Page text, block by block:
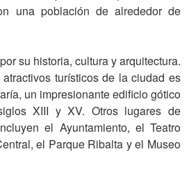
una población de alrededor de
su historia, cultura y arquitectura.
turísticos de la ciudad es
un impresionante edificio gótico
XIII y XV. Otros lugares de
el Ayuntamiento, el Teatro
el Parque Ribalta y el Museo